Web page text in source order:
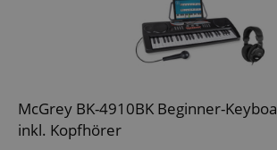
McGrey BK-4910BK Beginner-
inkl. Kopfhörer